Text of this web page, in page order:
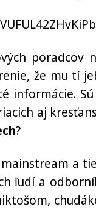
že mu tí
informácie.
aj
?
a
ľudí a